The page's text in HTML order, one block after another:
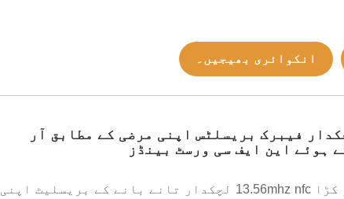
انکوائری بھیجیں۔
فیبرک بریسلٹس اپنی مرضی کے مطابق آر
ہوئے این ایف سی ورسٹ بینڈز
یہ NFC لچکدار کڑا 13.56mhz nfc لچکدار تانے بانے کے بریسلیٹ اپنی